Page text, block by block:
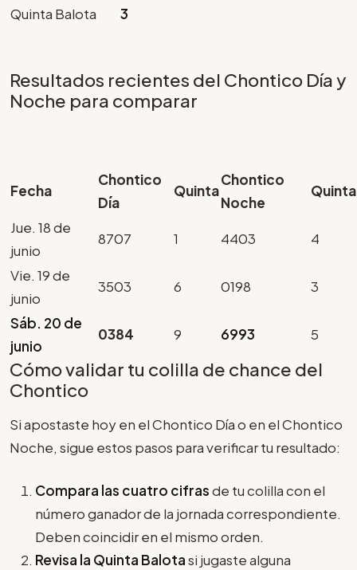
Quinta Balota
3
Resultados recientes del Chontico Día y
Noche para comparar
Fecha
Chontico
Día
Quinta
Chontico
Noche
Quinta
Jue. 18 de
junio
8707 1 4403 4
Vie. 19 de
junio
3503 6 0198 3
Sáb. 20 de
junio
0384 9 6993 5
Cómo validar tu colilla de chance del
Chontico
Si apostaste hoy en el Chontico Día o en el Chontico
Noche, sigue estos pasos para verificar tu resultado:
Compara las cuatro cifrasde tu colilla con el
número ganador de la jornada correspondiente.
Deben coincidir en el mismo orden.
Revisa la Quinta Balotasi jugaste alguna